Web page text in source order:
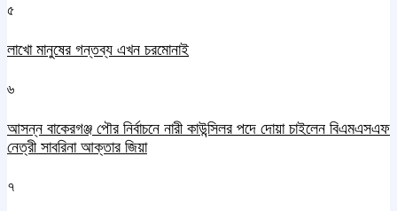
৫
লাখো মানুষের গন্তব্য এখন চরমোনাই
৬
আসন্ন বাকেরগঞ্জ পৌর নির্বাচনে নারী কাউন্সিলর পদে দোয়া চাইলেন বিএমএসএফ
নেত্রী সাবরিনা আক্তার জিয়া
৭